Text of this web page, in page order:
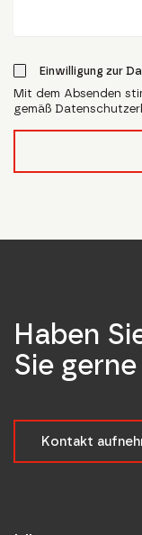
Einwilligung zur
Mit dem Absenden
gemäß
Haben
Sie
Kontakt